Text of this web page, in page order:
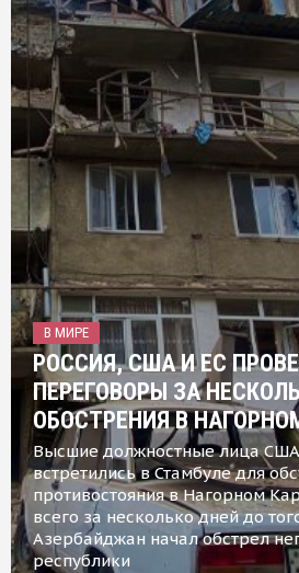
В МИРЕ
РОССИЯ, США И ЕС
ПЕРЕГОВОРЫ ЗА
ОБОСТРЕНИЯ В
Высшие должностные лица
встретились в Стамбуле для
противостояния в Нагорном
всего за несколько дней до
Азербайджан начал обстрел
республики